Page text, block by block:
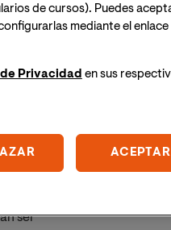
que
más
de la
ser
salud
Dra.
Grado en
es una
un
de cursos). Puedes
mediante el enlace
Privacidad en sus
ACEPTAR